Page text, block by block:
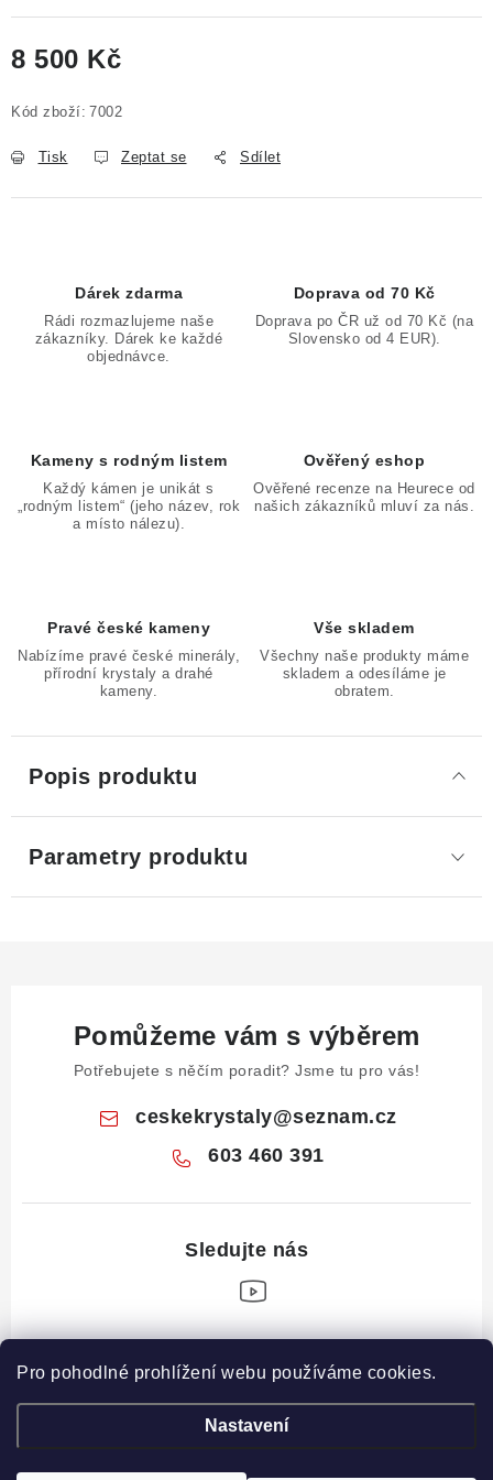
Pro pohodlné prohlížení webu používáme cookies.
Nastavení
8 500 Kč
Kód zboží: 7002
Tisk Zeptat se Sdílet
Dárek zdarma
Rádi rozmazlujeme naše
zákazníky. Dárek ke každé
objednávce.
Doprava od 70 Kč
Doprava po ČR už od 70 Kč (na
Slovensko od 4 EUR).
Kameny s rodným listem
Každý kámen je unikát s
„rodným listem“ (jeho název, rok
a místo nálezu).
Ověřený eshop
Ověřené recenze na Heurece od
našich zákazníků mluví za nás.
Pravé české kameny
Nabízíme pravé české minerály,
přírodní krystaly a drahé
kameny.
Vše skladem
Všechny naše produkty máme
skladem a odesíláme je
obratem.
Popis produktu
Parametry produktu
Pomůžeme vám s výběrem
Potřebujete s něčím poradit? Jsme tu pro vás!
ceskekrystaly@seznam.cz
603 460 391
Z
Informace pro vás
Obchodní podmínky